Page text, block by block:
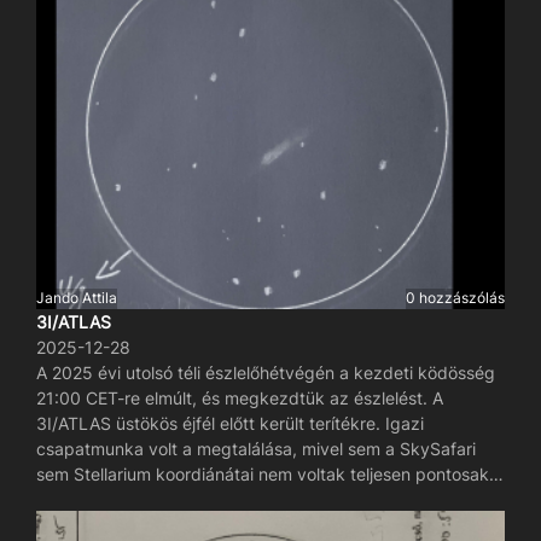
nyers képeket az üstökösmagra illesztve adtam össze, így
annak képe erőssödik és a csillagok pontsorból álló csíkot
rajzolnak, ami jól szemlélteti az üstökös elmozdulását a fél
órás megfigyelés alatt. A látómező mérete 1°41'x1°7'
amiből a képek illesztése miatt minimálisan vágni kellett.
Jando Attila 0 hozzászólás
3I/ATLAS
2025-12-28
A 2025 évi utolsó téli észlelőhétvégén a kezdeti ködösség
21:00 CET-re elmúlt, és megkezdtük az észlelést. A
3I/ATLAS üstökös éjfél előtt került terítékre. Igazi
csapatmunka volt a megtalálása, mivel sem a SkySafari
sem Stellarium koordiánátai nem voltak teljesen pontosak.
várható csillagokat is, ugyanis 17 magnitúdóra jelezte előre